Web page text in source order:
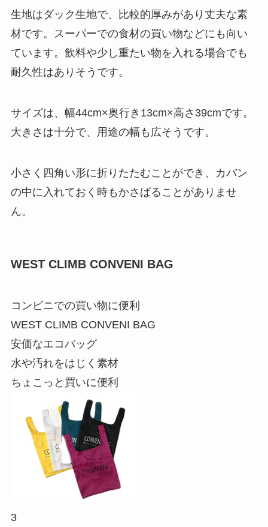
生地はダック生地で、比較的厚みがあり丈夫な素
材です。スーパーでの食材の買い物などにも向い
ています。飲料や少し重たい物を入れる場合でも
耐久性はありそうです。
サイズは、幅44cm×奥行き13cm×高さ39cmです。
大きさは十分で、用途の幅も広そうです。
小さく四角い形に折りたたむことができ、カバン
の中に入れておく時もかさばることがありませ
ん。
WEST CLIMB CONVENI BAG
コンビニでの買い物に便利
WEST CLIMB CONVENI BAG
安価なエコバッグ
水や汚れをはじく素材
ちょこっと買いに便利
3